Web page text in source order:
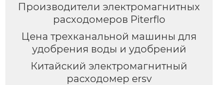
Производители электромагнитных
расходомеров Piterflo
Цена трехканальной машины для
удобрения воды и удобрений
Китайский электромагнитный
расходомер ersv